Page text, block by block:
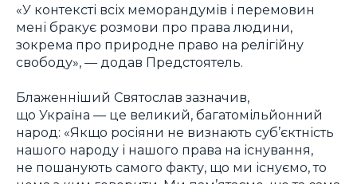
«У контексті всіх меморандумів і перемовин
мені бракує розмови про права людини,
зокрема про природне право на релігійну
свободу», — додав Предстоятель.
Блаженніший Святослав зазначив,
що Україна — це великий, багатомільйонний
народ: «Якщо росіяни не визнають суб’єктність
нашого народу і нашого права на існування,
не пошанують самого факту, що ми існуємо, то